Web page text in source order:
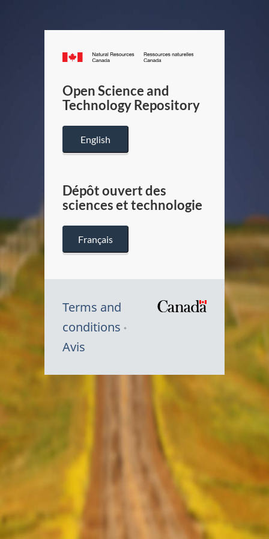
Canada.ca
/
Canada
Open Science and
Technology Repository
English
Dépôt ouvert des
sciences et technologie
Français
Terms and
conditions
Avis
Symbole
Canada